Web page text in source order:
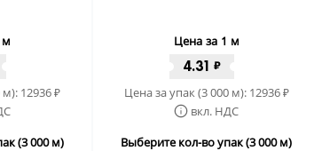
м
м): 12936₽
(3 000 м)
Цена за 1 м
4.31 ₽
Цена за упак (3 000 м): 12936₽
вкл. НДС
Выберите кол-во упак (3 000 м)